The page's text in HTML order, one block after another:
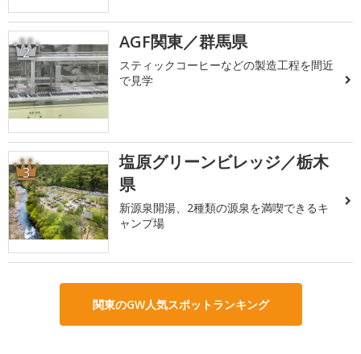
2 AGF関東／群馬県
スティックコーヒーなどの製造工程を間近
で見学
3
塩原グリーンビレッジ／栃木
県
新源泉開湯、2種類の源泉を満喫できるキ
ャンプ場
関東のGW人気スポットランキング